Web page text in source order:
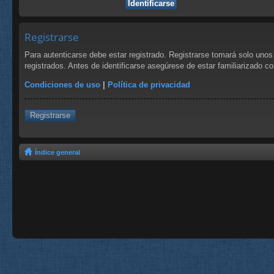
Registrarse
Para autenticarse debe estar registrado. Registrarse tomará solo
registrados. Antes de identificarse asegúrese de estar familiarizado
Condiciones de uso | Política de privacidad
Registrarse
Índice general